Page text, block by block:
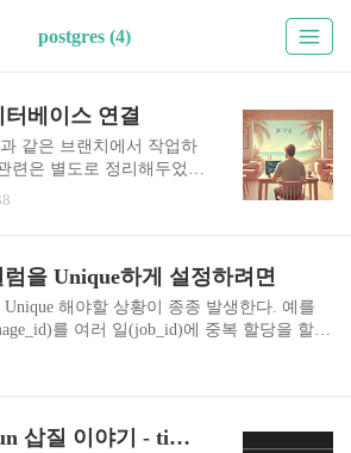
postgres (4)
베이스 연결
같은 브랜치에서 작업하
련은 별도로 정리해두었
레이션과 데이터베이스
별도로 다룰 예정이다.(참
다.링크GitHub 브랜치: ht
gocore/tree/2_config-and-d
1: 클린 아키텍처 기본Go
을 Unique하게 설정하려면
해야할 상황이 종종 발생한다. 예를
를 여러 일(job_id)에 중복 할당을 할
에 할당한 이미지(image_id)에 중복이 있
다는 제약 조건을 가지고 생성한다. CREAT
Golang ORM - Bun 삽질 이야기 - timestamp 와 timestamptz